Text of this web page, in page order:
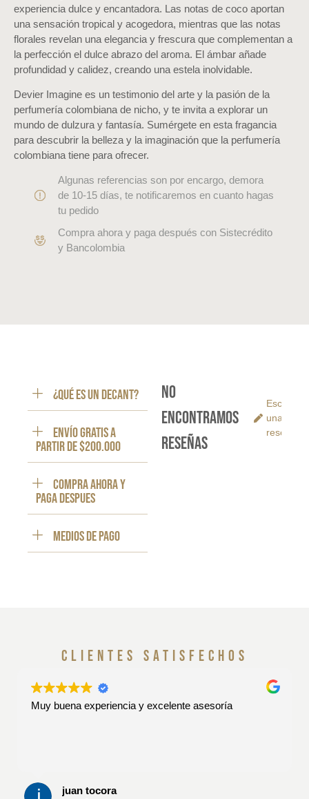
experiencia dulce y encantadora. Las notas de coco aportan
una sensación tropical y acogedora, mientras que las notas
florales revelan una elegancia y frescura que complementan a
la perfección el dulce abrazo del aroma. El ámbar añade
profundidad y calidez, creando una estela inolvidable.
Devier Imagine es un testimonio del arte y la pasión de la
perfumería colombiana de nicho, y te invita a explorar un
mundo de dulzura y fantasía. Sumérgete en esta fragancia
para descubrir la belleza y la imaginación que la perfumería
colombiana tiene para ofrecer.
Algunas referencias son por encargo, demora
de 10-15 días, te notificaremos en cuanto hagas
tu pedido
Compra ahora y paga después con Sistecrédito
y Bancolombia
¿Qué es un decant?
ENVÍO GRATIS a
partir de $200.000
Compra ahora y
paga despues
Medios de pago
No
encontramos
reseñas
Escribe
una
reseña
clientes satisfechos
Muy buena experiencia y excelente asesoría
juan tocora